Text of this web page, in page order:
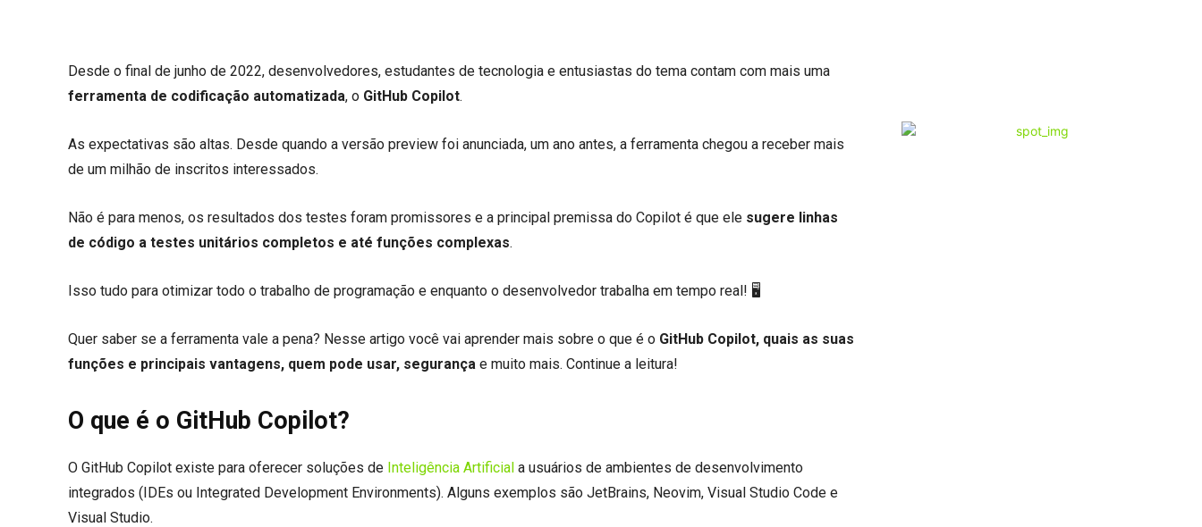
Desde o final de junho de 2022, desenvolvedores, estudantes de tecnologia e entusiastas do tema contam com mais uma
ferramenta de codificação automatizada, o GitHub Copilot.
As expectativas são altas. Desde quando a versão preview foi anunciada, um ano antes, a ferramenta chegou a receber mais
de um milhão de inscritos interessados.
Não é para menos, os resultados dos testes foram promissores e a principal premissa do Copilot é que ele sugere linhas
de código a testes unitários completos e até funções complexas.
Isso tudo para otimizar todo o trabalho de programação e enquanto o desenvolvedor trabalha em tempo real! 🖥️
Quer saber se a ferramenta vale a pena? Nesse artigo você vai aprender mais sobre o que é o GitHub Copilot, quais as suas
funções e principais vantagens, quem pode usar, segurança e muito mais. Continue a leitura!
O que é o GitHub Copilot?
O GitHub Copilot existe para oferecer soluções de Inteligência Artificial a usuários de ambientes de desenvolvimento
integrados (IDEs ou Integrated Development Environments). Alguns exemplos são JetBrains, Neovim, Visual Studio Code e
Visual Studio.